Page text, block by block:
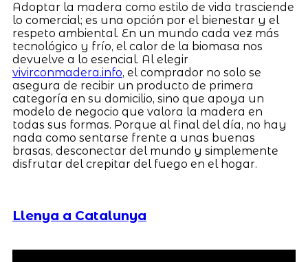
Adoptar la madera como estilo de vida trasciende
lo comercial; es una opción por el bienestar y el
respeto ambiental. En un mundo cada vez más
tecnológico y frío, el calor de la biomasa nos
devuelve a lo esencial. Al elegir
vivirconmadera.info, el comprador no solo se
asegura de recibir un producto de primera
categoría en su domicilio, sino que apoya un
modelo de negocio que valora la madera en
todas sus formas. Porque al final del día, no hay
nada como sentarse frente a unas buenas
brasas, desconectar del mundo y simplemente
disfrutar del crepitar del fuego en el hogar.
Llenya a Catalunya